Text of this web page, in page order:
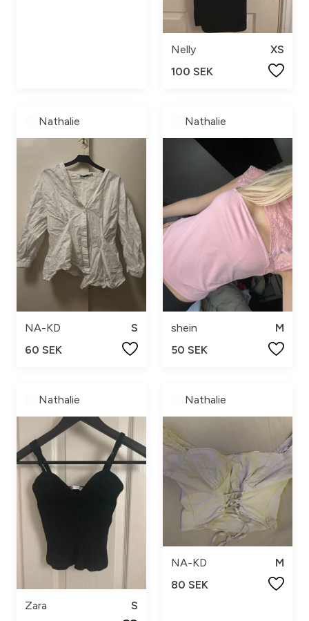
Nelly
XS
100 SEK
Nathalie
NA-KD
S
60 SEK
Nathalie
shein
M
50 SEK
Nathalie
Zara S
Nathalie
NA-KD
M
80 SEK